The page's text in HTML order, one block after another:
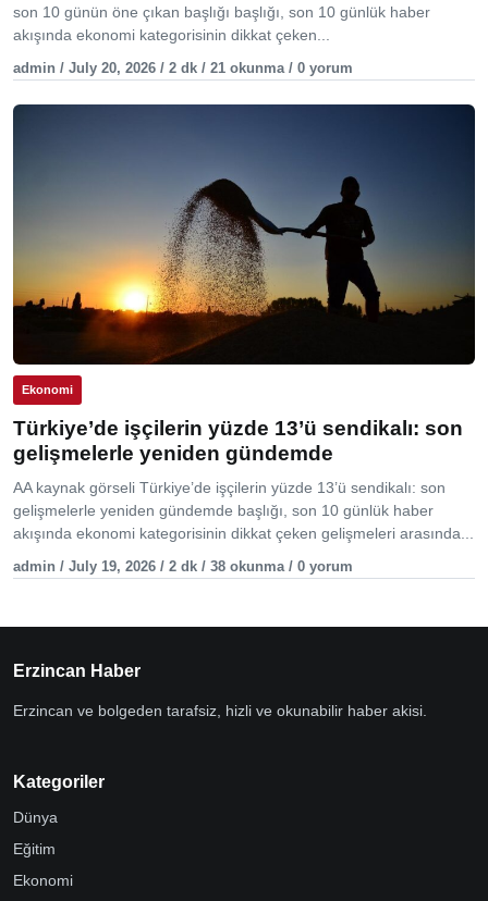
son 10 günün öne çıkan başlığı başlığı, son 10 günlük haber
akışında ekonomi kategorisinin dikkat çeken...
admin / July 20, 2026 / 2 dk / 21 okunma / 0 yorum
Ekonomi
Türkiye’de işçilerin yüzde 13’ü sendikalı: son
gelişmelerle yeniden gündemde
AA kaynak görseli Türkiye’de işçilerin yüzde 13’ü sendikalı: son
gelişmelerle yeniden gündemde başlığı, son 10 günlük haber
akışında ekonomi kategorisinin dikkat çeken gelişmeleri arasında...
admin / July 19, 2026 / 2 dk / 38 okunma / 0 yorum
Erzincan Haber
Erzincan ve bolgeden tarafsiz, hizli ve okunabilir haber akisi.
Kategoriler
Dünya
Eğitim
Ekonomi